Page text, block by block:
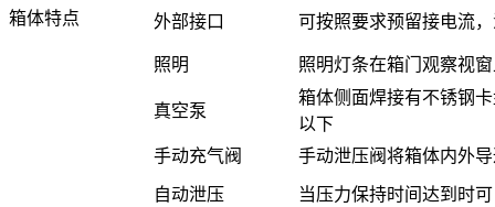
箱体特点 外部接口 可按照要求预留接电流
照明 照明灯条在箱门观察视
真空泵
箱体侧面焊接有不锈钢
以下
手动充气阀
手动泄压阀将箱体内外
自动泄压 当压力保持时间达到时